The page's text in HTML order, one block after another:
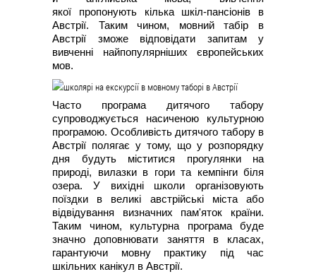
якої пропонують кілька шкіл-пансіонів в
Австрії. Таким чином, мовний табір в
Австрії зможе відповідати запитам у
вивченні найпопулярніших європейських
мов.
Часто програма дитячого табору
супроводжується насиченою культурною
програмою. Особливість дитячого табору в
Австрії полягає у тому, що у розпорядку
дня будуть міститися прогулянки на
природі, вилазки в гори та кемпінги біля
озера. У вихідні школи організовують
поїздки в великі австрійські міста або
відвідування визначних пам'яток країни.
Таким чином, культурна програма буде
значно доповнювати заняття в класах,
гарантуючи мовну практику під час
шкільних канікул в Австрії.